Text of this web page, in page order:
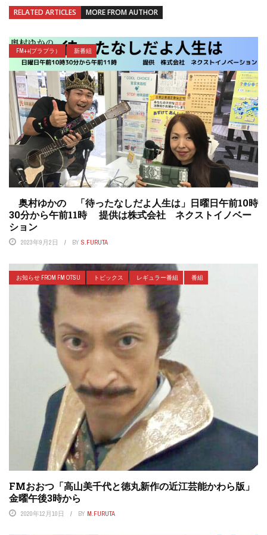
RELATED ARTICLES MORE FROM AUTHOR
FM++(プラプラ） 新番組
奥村ゆかの 「待ったなしだよ人生は」日曜日午前10時
30分から午前11時 提供は株式会社 ネクストイノベー
ション
2023年9月2日 BY S.FURUTA
お知らせ FROM FM OTSU トピックス レギュラー番組 番組
FMおおつ「高山美千代と徳丸新作の近江芸能かわら版」
金曜午後3時から
2020年12月10日 BY M.FURUTA